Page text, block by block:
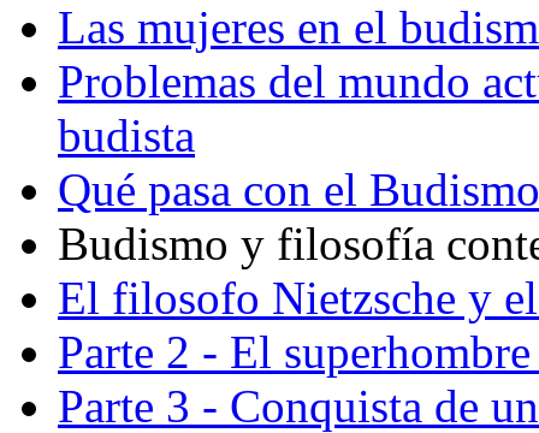
Las mujeres en el
Problemas del mundo
budista
Qué pasa con el
Budismo y filosofía
El filosofo Nietzsche y
Parte 2 - El
Parte 3 - Conquista de